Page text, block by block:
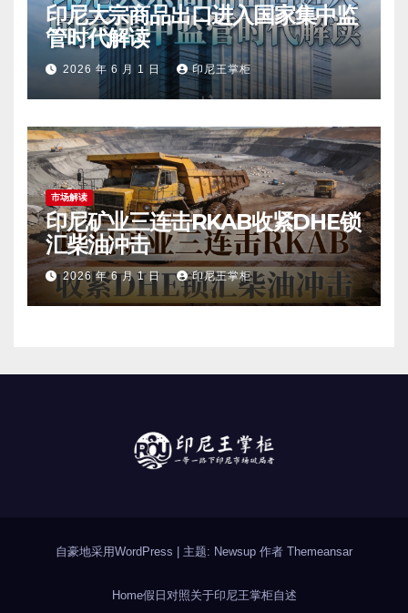
印尼大宗商品出口进入国家集中监
管时代解读
2026 年 6 月 1 日 印尼王掌柜
市场解读
印尼矿业三连击RKAB收紧DHE锁
汇柴油冲击
2026 年 6 月 1 日 印尼王掌柜
自豪地采用WordPress 主题: Newsup 作者 Themeansar
Home假日对照关于印尼王掌柜自述